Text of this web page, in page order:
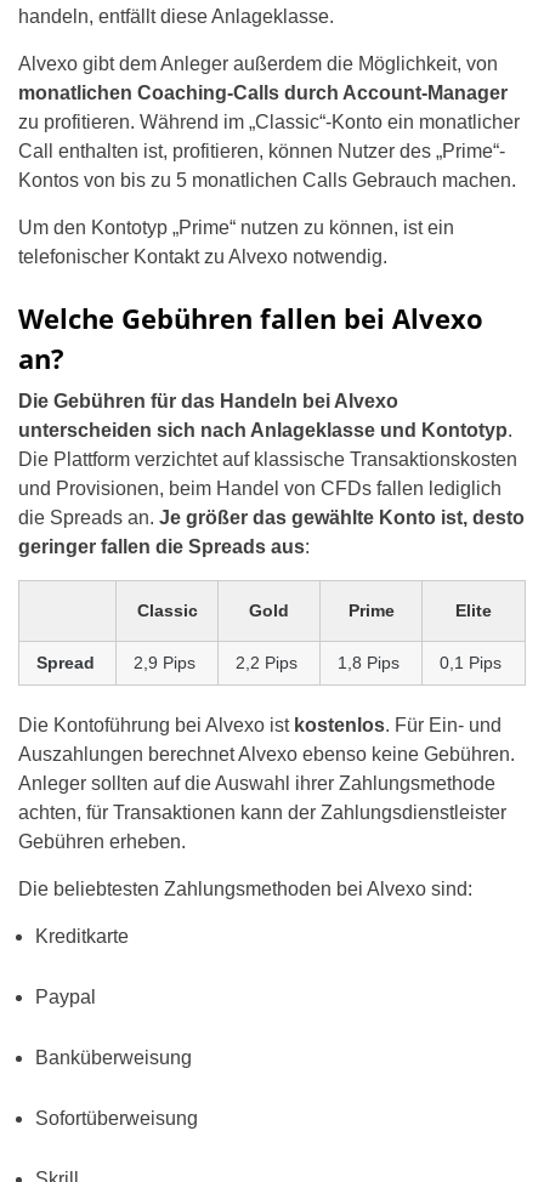
handeln, entfällt diese Anlageklasse.
Alvexo gibt dem Anleger außerdem die Möglichkeit, von
monatlichen Coaching-Calls durch Account-Manager
zu profitieren. Während im „Classic“-Konto ein monatlicher
Call enthalten ist, profitieren, können Nutzer des „Prime“-
Kontos von bis zu 5 monatlichen Calls Gebrauch machen.
Um den Kontotyp „Prime“ nutzen zu können, ist ein
telefonischer Kontakt zu Alvexo notwendig.
Welche Gebühren fallen bei Alvexo
an?
Die Gebühren für das Handeln bei Alvexo
unterscheiden sich nach Anlageklasse und Kontotyp.
Die Plattform verzichtet auf klassische Transaktionskosten
und Provisionen, beim Handel von CFDs fallen lediglich
die Spreads an. Je größer das gewählte Konto ist, desto
geringer fallen die Spreads aus:
Classic Gold Prime Elite
Spread 2,9 Pips 2,2 Pips 1,8 Pips 0,1 Pips
Die Kontoführung bei Alvexo ist kostenlos. Für Ein- und
Auszahlungen berechnet Alvexo ebenso keine Gebühren.
Anleger sollten auf die Auswahl ihrer Zahlungsmethode
achten, für Transaktionen kann der Zahlungsdienstleister
Gebühren erheben.
Die beliebtesten Zahlungsmethoden bei Alvexo sind:
Kreditkarte
Paypal
Banküberweisung
Sofortüberweisung